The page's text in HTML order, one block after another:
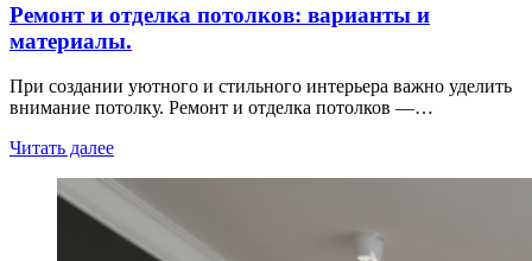
Ремонт и отделка потолков: варианты и
материалы.
При создании уютного и стильного интерьера важно уделить
внимание потолку. Ремонт и отделка потолков —…
Читать далее